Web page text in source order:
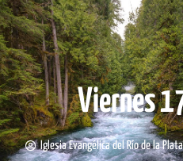
Viernes
Iglesia Evangélica del Río de la Plata